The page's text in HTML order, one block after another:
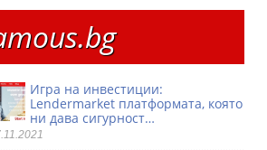
Игра на инвестиции:
Lendermarket платформата, която
ни дава сигурност…